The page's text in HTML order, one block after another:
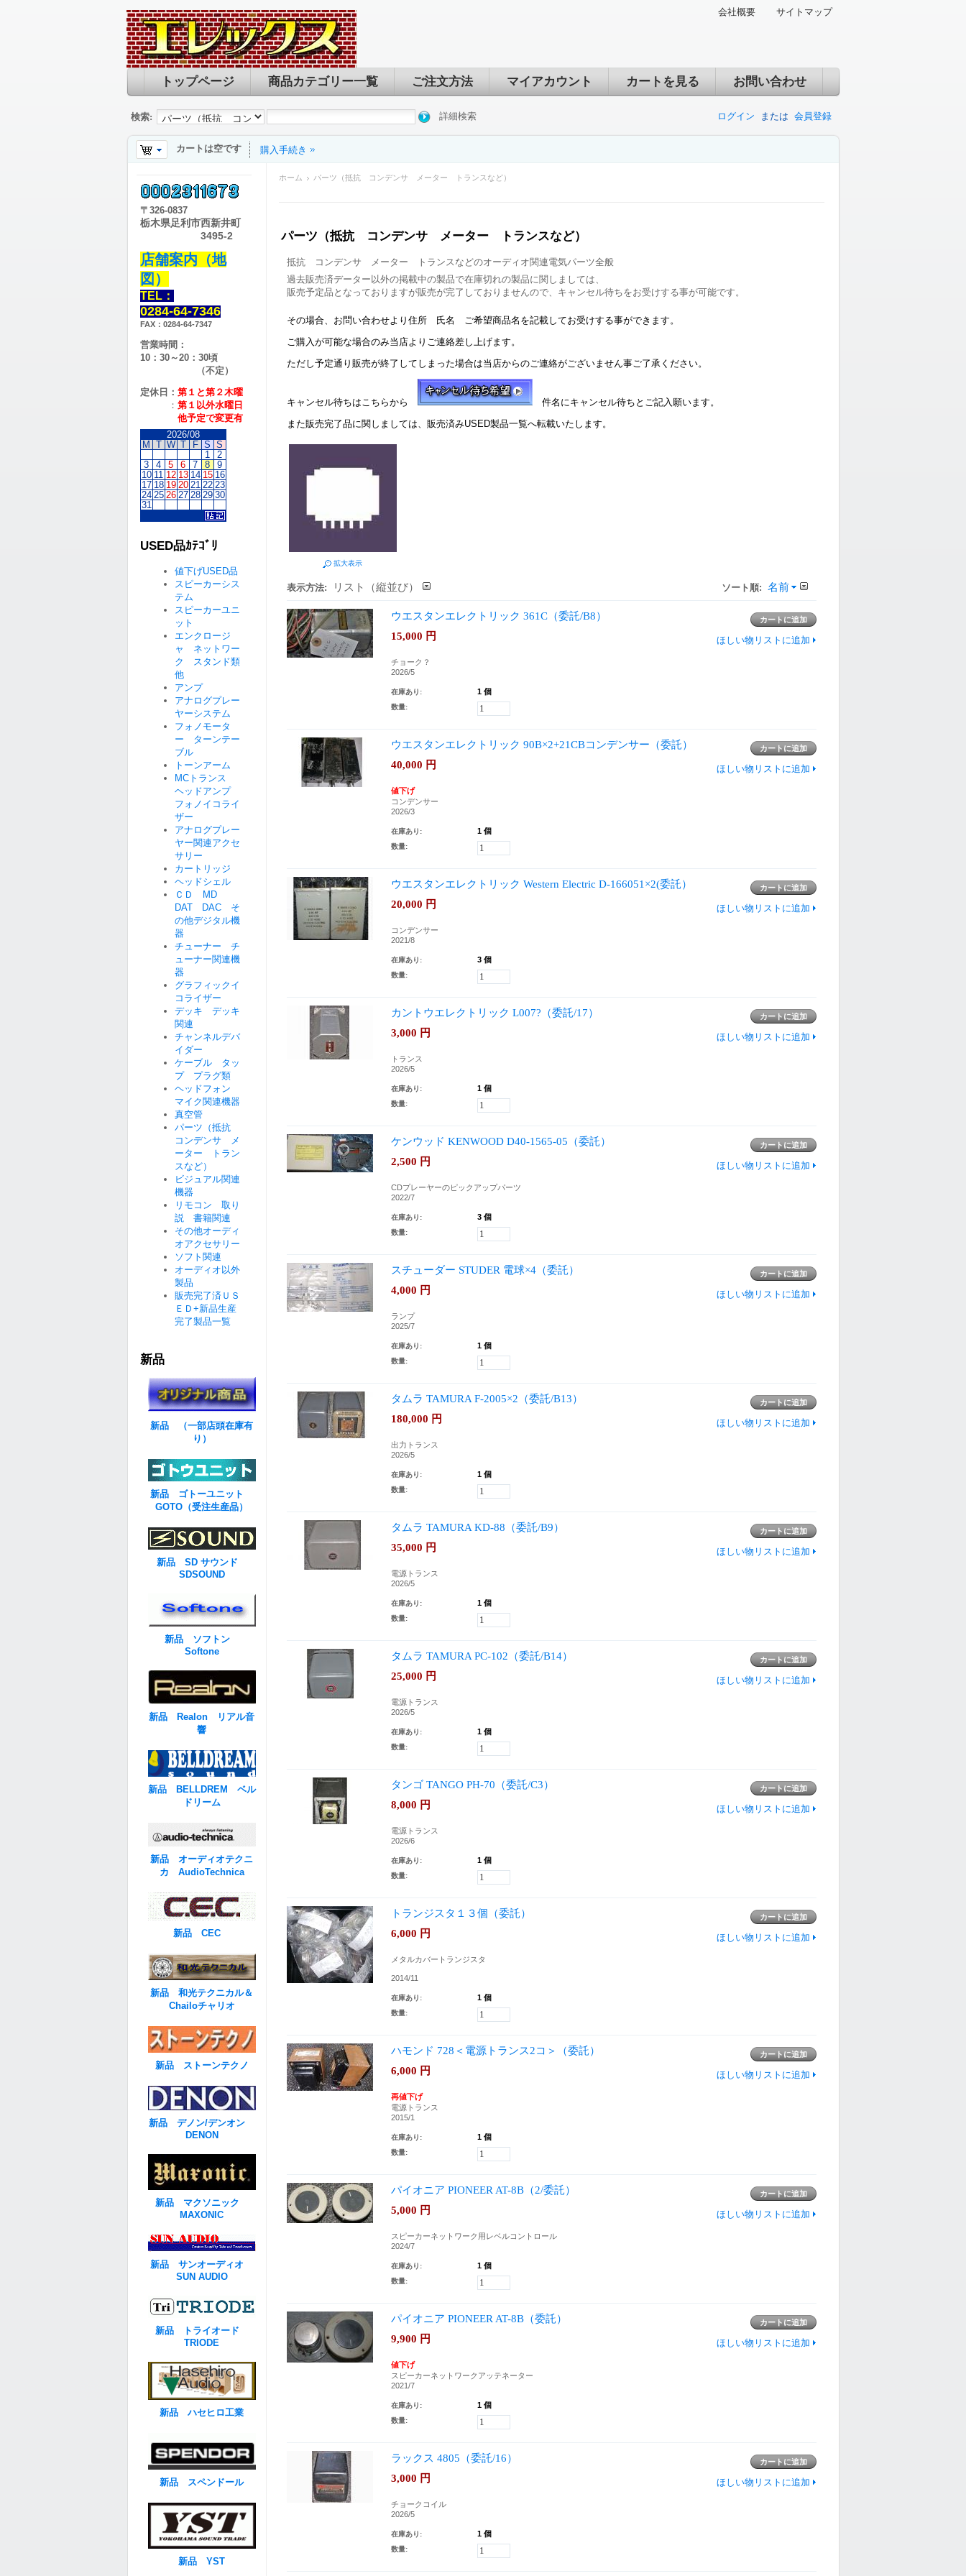
会社概要 サイトマップ
トップページ 商品カテゴリー一覧 ご注文方法 マイアカウント カートを見る お問い合わせ
ログイン または 会員登録
検索: 詳細検索
カートは空です 購入手続き
ホーム パーツ（抵抗 コンデンサ メーター トランスなど）
パーツ（抵抗 コンデンサ メーター トランスなど）
抵抗 コンデンサ メーター トランスなどのオーディオ関連電気パーツ全般
過去販売済データー以外の掲載中の製品で在庫切れの製品に関しましては、
販売予定品となっておりますが販売が完了しておりませんので、キャンセル待ちをお受けする事が可能です。
その場合、お問い合わせより住所 氏名 ご希望商品名を記載してお受けする事ができます。
ご購入が可能な場合のみ当店よりご連絡差し上げます。
ただし予定通り販売が終了してしまった場合は当店からのご連絡がございません事ご了承ください。
キャンセル待ちはこちらから
件名にキャンセル待ちとご記入願います。
また販売完了品に関しましては、販売済みUSED製品一覧へ転載いたします。
拡大表示
表示方法: リスト（縦並び） ソート順: 名前
ウエスタンエレクトリック 361C（委託/B8）
ほしい物リストに追加
15,000 円
チョーク？
2026/5
在庫あり: 1 個
数量:
ウエスタンエレクトリック 90B×2+21CBコンデンサー（委託）
ほしい物リストに追加
40,000 円
値下げ
コンデンサー
2026/3
在庫あり: 1 個
数量:
ウエスタンエレクトリック Western Electric D-166051×2(委託）
ほしい物リストに追加
20,000 円
コンデンサー
2021/8
在庫あり: 3 個
数量:
カントウエレクトリック L007?（委託/17）
ほしい物リストに追加
3,000 円
トランス
2026/5
在庫あり: 1 個
数量:
ケンウッド KENWOOD D40-1565-05（委託）
ほしい物リストに追加
2,500 円
CDプレーヤーのピックアップパーツ
2022/7
在庫あり: 3 個
数量:
スチューダー STUDER 電球×4（委託）
ほしい物リストに追加
4,000 円
ランプ
2025/7
在庫あり: 1 個
数量:
タムラ TAMURA F-2005×2（委託/B13）
ほしい物リストに追加
180,000 円
出力トランス
2026/5
在庫あり: 1 個
数量:
タムラ TAMURA KD-88（委託/B9）
ほしい物リストに追加
35,000 円
電源トランス
2026/5
在庫あり: 1 個
数量:
タムラ TAMURA PC-102（委託/B14）
ほしい物リストに追加
25,000 円
電源トランス
2026/5
在庫あり: 1 個
数量:
タンゴ TANGO PH-70（委託/C3）
ほしい物リストに追加
8,000 円
電源トランス
2026/6
在庫あり: 1 個
数量:
トランジスタ１３個（委託）
ほしい物リストに追加
6,000 円
メタルカバートランジスタ
2014/11
在庫あり: 1 個
数量:
ハモンド 728＜電源トランス2コ＞（委託）
ほしい物リストに追加
6,000 円
再値下げ
電源トランス
2015/1
在庫あり: 1 個
数量:
パイオニア PIONEER AT-8B（2/委託）
ほしい物リストに追加
5,000 円
スピーカーネットワーク用レベルコントロール
2024/7
在庫あり: 1 個
数量:
パイオニア PIONEER AT-8B（委託）
ほしい物リストに追加
9,900 円
値下げ
スピーカーネットワークアッテネーター
2021/7
在庫あり: 1 個
数量:
ラックス 4805（委託/16）
ほしい物リストに追加
3,000 円
チョークコイル
2026/5
在庫あり: 1 個
数量:
〒 326-0837
栃木県足利市西新井町
3495-2
店舗案内（地
図）
TEL：
0284-64-7346
FAX：0284-64-7347
営業時間：
10：30～20：30頃
（不定）
定休日： 第１と第２木曜
： 第１以外水曜日
他予定で変更有
2026/08
M
T W T F S S
1
2
3
4 5 6 7 8
9
10 11 12 13 14 15 16
17 18 19 20 21 22 23
24 25 26 27 28 29 30
31
USED品ｶﾃｺﾞﾘ
値下げUSED品
スピーカーシス
テム
スピーカーユニ
ット
エンクロージ
ャ ネットワー
ク スタンド類
他
アンプ
アナログプレー
ヤーシステム
フォノモータ
ー ターンテー
ブル
トーンアーム
MCトランス
ヘッドアンプ
フォノイコライ
ザー
アナログプレー
ヤー関連アクセ
サリー
カートリッジ
ヘッドシェル
ＣＤ MD
DAT DAC そ
の他デジタル機
器
チューナー チ
ューナー関連機
器
グラフィックイ
コライザー
デッキ デッキ
関連
チャンネルデバ
イダー
ケーブル タッ
プ プラグ類
ヘッドフォン
マイク関連機器
真空管
パーツ（抵抗
コンデンサ メ
ーター トラン
スなど）
ビジュアル関連
機器
リモコン 取り
説 書籍関連
その他オーディ
オアクセサリー
ソフト関連
オーディオ以外
製品
販売完了済ＵＳ
ＥＤ+新品生産
完了製品一覧
新品
新品 （一部店頭在庫有
り）
新品 ゴトーユニット
GOTO（受注生産品）
新品 SD サウンド
SDSOUND
新品 ソフトン
Softone
新品 Realon リアル音
響
新品 BELLDREM ベル
ドリーム
新品 オーディオテクニ
カ AudioTechnica
新品 CEC
新品 和光テクニカル＆
Chailoチャリオ
新品 ストーンテクノ
新品 デノン/デンオン
DENON
新品 マクソニック
MAXONIC
新品 サンオーディオ
SUN AUDIO
新品 トライオード
TRIODE
新品 ハセヒロ工業
新品 スペンドール
新品 YST